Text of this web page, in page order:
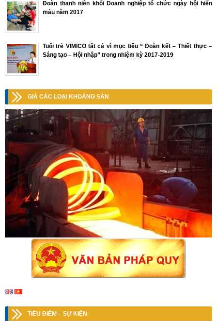
Đoàn thanh niên khối Doanh nghiệp tổ chức ngày hội hiến
máu năm 2017
Tuổi trẻ VIMICO tất cả vì mục tiêu “ Đoàn kết – Thiết thực –
Sáng tạo – Hội nhập” trong nhiệm kỳ 2017-2019
GIÁ CÁC LOẠI KHOÁNG SẢN
TIÊU ĐIỂM – SỰ KIỆN